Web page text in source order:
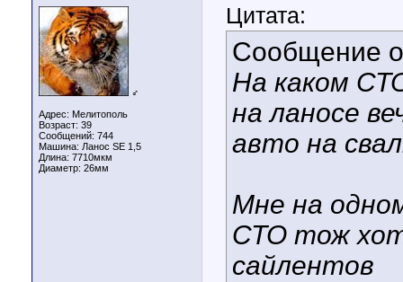
♂
Адрес: Мелитополь
Возраст: 39
Сообщений: 744
Машина: Ланос SE 1,5
Длина: 7710мкм
Диаметр: 26мм
Цитата:
Сообщение
На каком
на ланосе
авто на
Мне на
СТО тож
сайлентов